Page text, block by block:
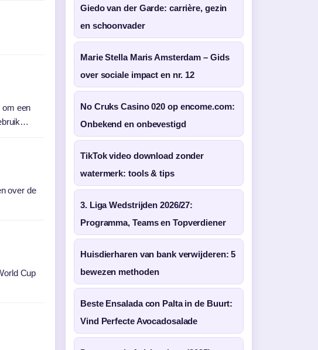
om een
over de
Cup
Giedo van der Garde: carrière, gezin
en schoonvader
Marie Stella Maris Amsterdam – Gids
over sociale impact en nr. 12
No Cruks Casino 020 op encome.com:
Onbekend en onbevestigd
TikTok video download zonder
watermerk: tools & tips
3. Liga Wedstrijden 2026/27:
Programma, Teams en Topverdiener
Huisdierharen van bank verwijderen: 5
bewezen methoden
Beste Ensalada con Palta in de Buurt:
Vind Perfecte Avocadosalade